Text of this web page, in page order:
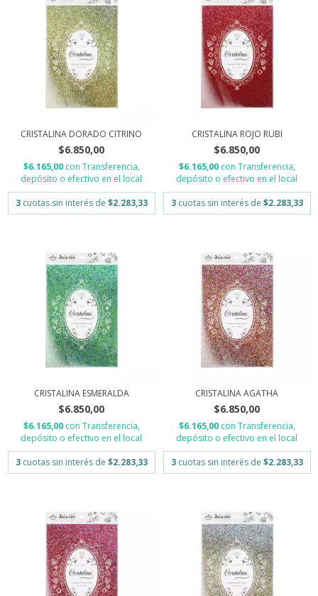
CRISTALINA DORADO CITRINO
$6.850,00
$6.165,00 con Transferencia,
depósito o efectivo en el local
3 cuotas sin interés de $2.283,33
CRISTALINA ROJO RUBI
$6.850,00
$6.165,00 con Transferencia,
depósito o efectivo en el local
3 cuotas sin interés de $2.283,33
CRISTALINA ESMERALDA
$6.850,00
$6.165,00 con Transferencia,
depósito o efectivo en el local
3 cuotas sin interés de $2.283,33
CRISTALINA AGATHA
$6.850,00
$6.165,00 con Transferencia,
depósito o efectivo en el local
3 cuotas sin interés de $2.283,33